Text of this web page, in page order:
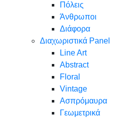
Πόλεις
Άνθρωποι
Διάφορα
Διαχωριστικά Panel
Line Art
Abstract
Floral
Vintage
Ασπρόμαυρα
Γεωμετρικά